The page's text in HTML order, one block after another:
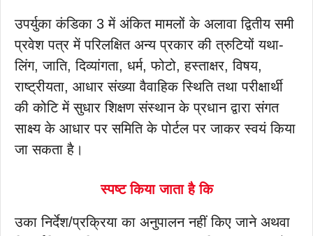
उपर्युका कंडिका 3 में अंकित मामलों के अलावा द्वितीय समी
प्रवेश पत्र में परिलक्षित अन्य प्रकार की त्रुटियों यथा-
लिंग, जाति, दिव्यांगता, धर्म, फोटो, हस्ताक्षर, विषय,
राष्ट्रीयता, आधार संख्या वैवाहिक स्थिति तथा परीक्षार्थी
की कोटि में सुधार शिक्षण संस्थान के प्रधान द्वारा संगत
साक्ष्य के आधार पर समिति के पोर्टल पर जाकर स्वयं किया
जा सकता है।
स्पष्ट किया जाता है कि
उका निर्देश/प्रक्रिया का अनुपालन नहीं किए जाने अथवा